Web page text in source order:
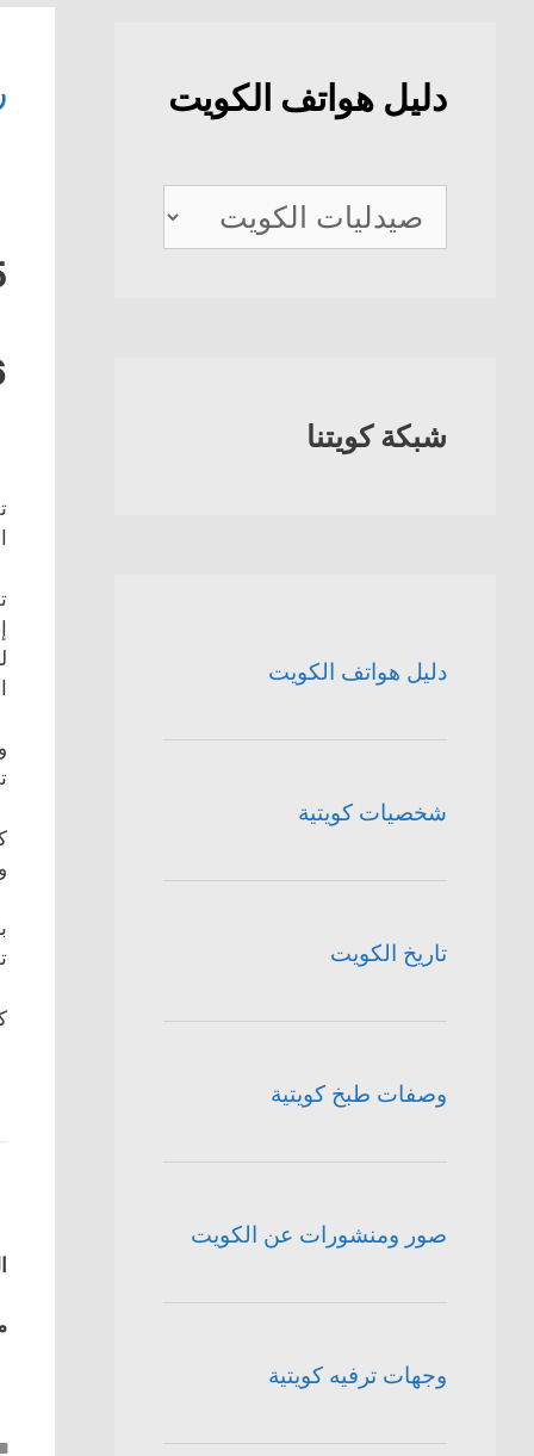
دليل هواتف الكويت
هواتف
شبكة كويتنا
دليل هواتف الكويت
شخصيات كويتية
تاريخ الكويت
وصفات طبخ كويتية
صور ومنشورات عن الكويت
وجهات ترفيه كويتية